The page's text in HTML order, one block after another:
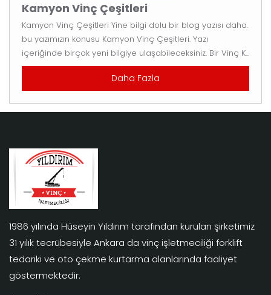
Kamyon Vinç Çeşitleri
Kamyon Vinç Çeşitleri Yine bilgi dolu bir blog yazısı daha.
bu yazımızın konusu Kamyon Vinç Çeşitleri. Yazı
içeriğinde birçok yeni bilgiye ulaşabileceksiniz. Bir Vinç K...
Daha Fazla
1986 yılında Hüseyin Yıldırım tarafından kurulan şirketimiz
31 yılık tecrübesiyle Ankara da vinç işletmeciliği forklift
tedariki ve oto çekme kurtarma alanlarında faaliyet
göstermektedir.